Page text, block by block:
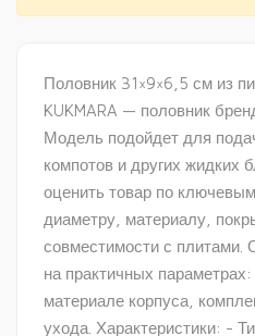
Половник 31×9×6,5 см из
KUKMARA — половник
Модель подойдет для
компотов и других жидких
оценить товар по
диаметру, материалу,
совместимости с плитами.
на практичных
материале корпуса,
ухода. Характеристики: -